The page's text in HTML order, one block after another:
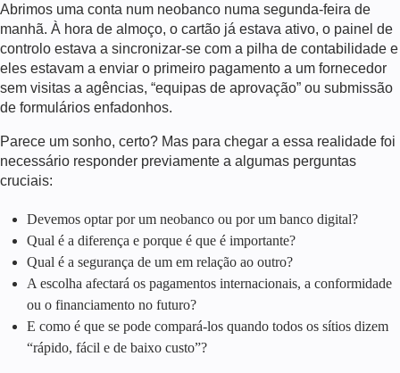
Abrimos uma conta num neobanco numa segunda-feira de
manhã. À hora de almoço, o cartão já estava ativo, o painel de
controlo estava a sincronizar-se com a pilha de contabilidade e
eles estavam a enviar o primeiro pagamento a um fornecedor
sem visitas a agências, “equipas de aprovação” ou submissão
de formulários enfadonhos.
Parece um sonho, certo? Mas para chegar a essa realidade foi
necessário responder previamente a algumas perguntas
cruciais:
Devemos optar por um neobanco ou por um banco digital?
Qual é a diferença e porque é que é importante?
Qual é a segurança de um em relação ao outro?
A escolha afectará os pagamentos internacionais, a conformidade
ou o financiamento no futuro?
E como é que se pode compará-los quando todos os sítios dizem
“rápido, fácil e de baixo custo”?